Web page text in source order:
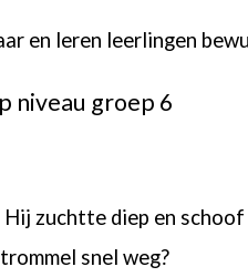
en leren leerlingen
niveau groep 6
zuchtte diep en
snel weg?